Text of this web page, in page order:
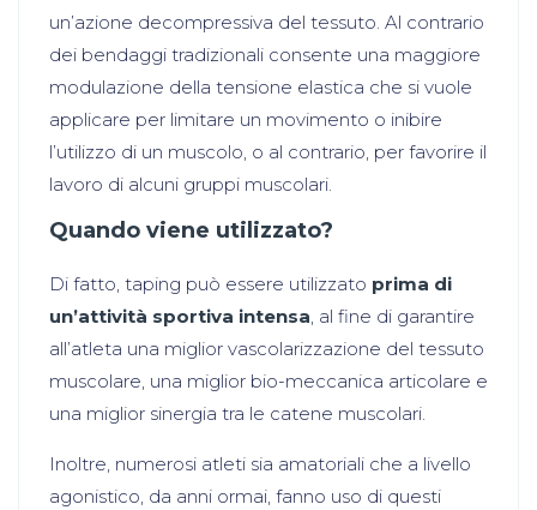
un’azione decompressiva del tessuto. Al contrario
dei bendaggi tradizionali consente una maggiore
modulazione della tensione elastica che si vuole
applicare per limitare un movimento o inibire
l’utilizzo di un muscolo, o al contrario, per favorire il
lavoro di alcuni gruppi muscolari.
Quando viene utilizzato?
Di fatto, taping può essere utilizzato prima di
un’attività sportiva intensa, al fine di garantire
all’atleta una miglior vascolarizzazione del tessuto
muscolare, una miglior bio-meccanica articolare e
una miglior sinergia tra le catene muscolari.
Inoltre, numerosi atleti sia amatoriali che a livello
agonistico, da anni ormai, fanno uso di questi